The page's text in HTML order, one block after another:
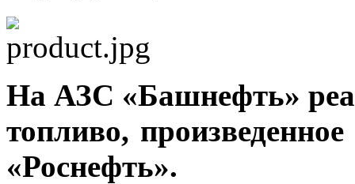
На АЗС «Башнефть»
топливо,
«Роснефть».